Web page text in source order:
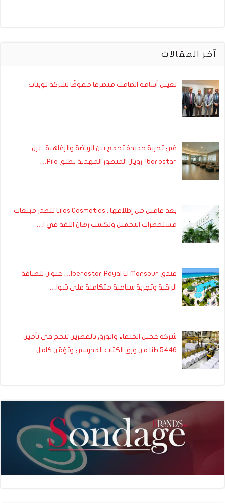
آخر المقالات
تعيين أسامة الصامت متصرفا مفوضًا لشركة توبنات
في تجربة جديدة تجمع بين الرياضة والرفاهية.. نزل
Iberostar رويال المنصور المهدية يطلق Pila…
بعد عامين من إطلاقها.. Lilas Cosmetics تتصدر مبيعات
مستحضرات التجميل وتكسب رهان الثقة في ا…
فندق Iberostar Royal El Mansour… عنوان للضيافة
الراقية وتجربة سياحية متكاملة على شوا…
شركة عجين الحلفاء والورق بالقصرين تنجح في تأمين
5446 طنا من ورق الكتاب المدرسي وتؤمّن كامل…